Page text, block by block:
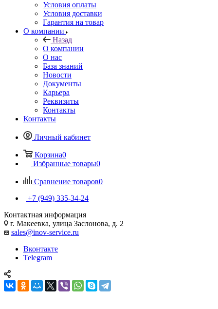
Условия оплаты
Условия доставки
Гарантия на товар
О компании
Назад
О компании
О нас
База знаний
Новости
Документы
Карьера
Реквизиты
Контакты
Контакты
Личный кабинет
Корзина0
Избранные товары0
Сравнение товаров0
+7 (949) 335-34-24
Контактная информация
г. Макеевка, улица Заслонова, д. 2
sales@inov-service.ru
Вконтакте
Telegram